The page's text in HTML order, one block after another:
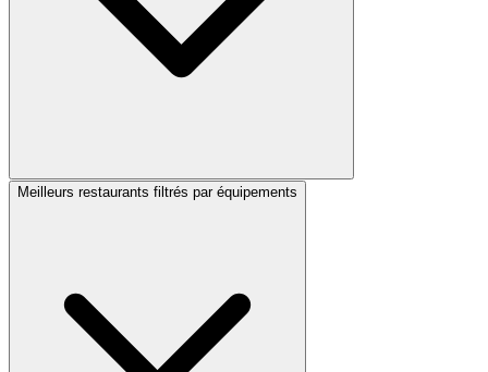
Meilleurs restaurants filtrés par équipements